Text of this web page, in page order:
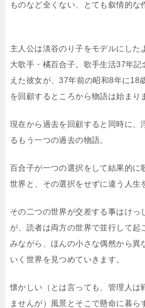
ものなど全くない、とても叙情的な
主人公は淡谷のり子をモデルにした
大歌手・橘百合子。歌手生活37年記
えた彼女が、37年前の昭和8年に18
を回顧するところから物語は始まり
現在から過去を回顧すると同時に、
るもう一つの過去の物語。
百合子が一つの選択をして結果的に
世界と、その選択をせずに違う人生
その二つの世界が交差する事はけっ
が、読者は両方の世界で並行して起
みながら、ほんの小さな偶然から異
いく世界を見つめていきます。
懐かしい（とは言っても、管理人は
ませんが）風景とそこで懸命に暮ら